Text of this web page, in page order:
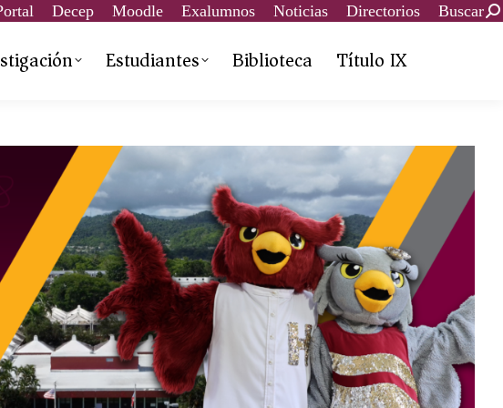
Decep Moodle Exalumnos Noticias Directorios Buscar
Estudiantes Biblioteca Título IX